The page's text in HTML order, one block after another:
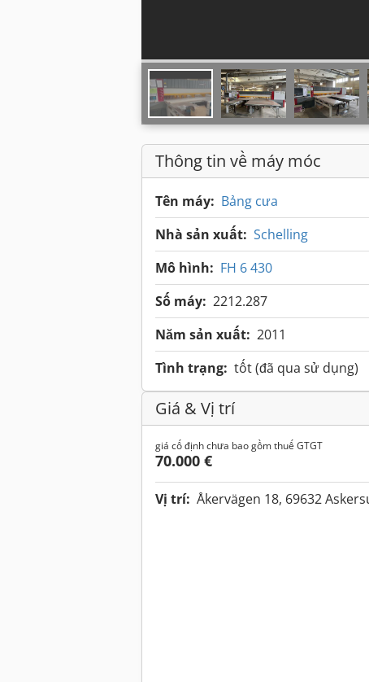
Thông tin về máy móc
Tên máy: Bảng cưa
Nhà sản xuất: Schelling
Mô hình: FH 6 430
Số máy: 2212.287
Năm sản xuất: 2011
Tình trạng: tốt (đã qua sử dụng)
Giá & Vị trí
giá cố định chưa bao gồm thuế GTGT
70.000 €
Vị trí: Åkervägen 18, 69632